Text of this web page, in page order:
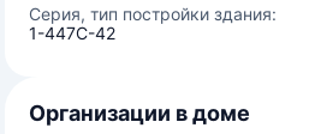
Серия, тип постройки здания:
1-447С-42
Организации в доме